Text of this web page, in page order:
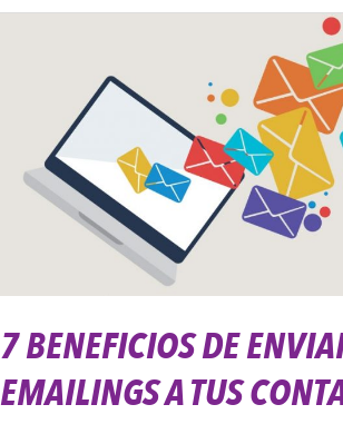
7 BENEFICIOS DE
EMAILINGS A TUS
Emailings